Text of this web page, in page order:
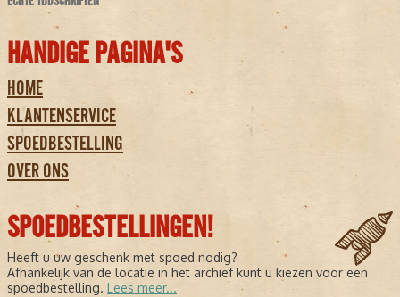
HANDIGE PAGINA'S
HOME
KLANTENSERVICE
SPOEDBESTELLING
OVER ONS
SPOEDBESTELLINGEN!
Heeft u uw geschenk met spoed nodig?
Afhankelijk van de locatie in het archief kunt u kiezen voor een
spoedbestelling. Lees meer...